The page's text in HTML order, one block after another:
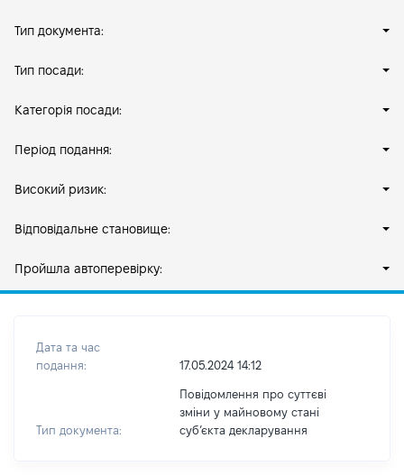
Тип документа:
Тип посади:
Категорія посади:
Період подання:
Високий ризик:
Відповідальне становище:
Пройшла автоперевірку:
Дата та час
подання:
17.05.2024 14:12
Тип документа:
Повідомлення про суттєві
зміни у майновому стані
субʼєкта декларування